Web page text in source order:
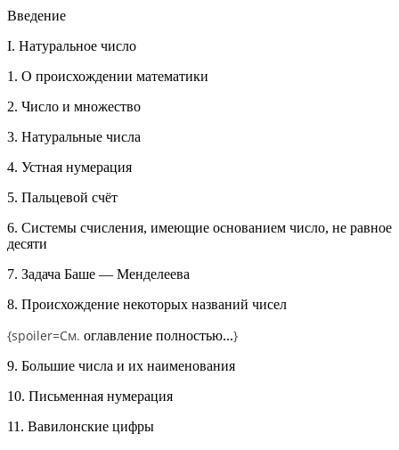
Введение
I. Натуральное число
1. О происхождении математики
2. Число и множество
3. Натуральные числа
4. Устная нумерация
5. Пальцевой счёт
6. Системы счисления, имеющие основанием число, не равное
десяти
7. Задача Баше — Менделеева
8. Происхождение некоторых названий чисел
{spoiler=См. оглавление полностью...}
9. Большие числа и их наименования
10. Письменная нумерация
11. Вавилонские цифры